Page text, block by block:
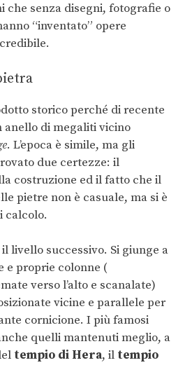
che senza disegni, fotografie o
“inventato” opere
storico perché di recente
anello di megaliti vicino
. L’epoca è simile, ma gli
due certezze: il
costruzione ed il fatto che il
pietre non è casuale, ma si è
calcolo.
livello successivo. Si giunge a
e proprie colonne (
verso l’alto e scanalate)
vicine e parallele per
cornicione. I più famosi
quelli mantenuti meglio, a
tempio di Hera, il tempio